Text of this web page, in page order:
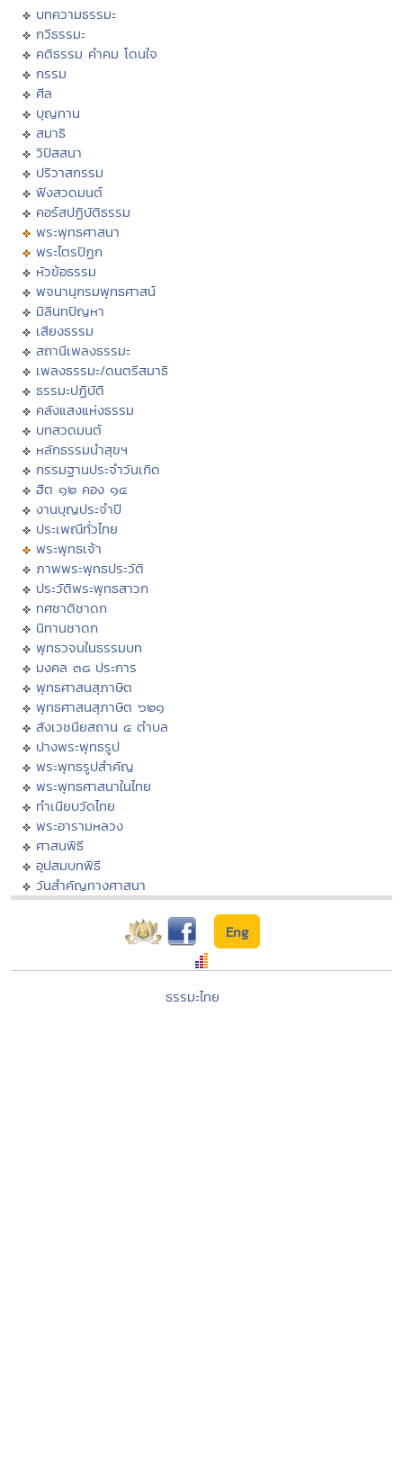
บทความธรรมะ
กวีธรรมะ
คติธรรม คำคม โดนใจ
กรรม
ศีล
บุญทาน
สมาธิ
วิปัสสนา
ปริวาสกรรม
ฟังสวดมนต์
คอร์สปฏิบัติธรรม
พระพุทธศาสนา
พระไตรปิฏก
หัวข้อธรรม
พจนานุกรมพุทธศาสน์
มิลินทปัญหา
เสียงธรรม
สถานีเพลงธรรมะ
เพลงธรรมะ/ดนตรีสมาธิ
ธรรมะปฏิบัติ
คลังแสงแห่งธรรม
บทสวดมนต์
หลักธรรมนำสุขฯ
กรรมฐานประจำวันเกิด
ฮีต ๑๒ คอง ๑๔
งานบุญประจำปี
ประเพณีทั่วไทย
พระพุทธเจ้า
ภาพพระพุทธประวัติ
ประวัติพระพุทธสาวก
ทศชาติชาดก
นิทานชาดก
พุทธวจนในธรรมบท
มงคล ๓๘ ประการ
พุทธศาสนสุภาษิต
พุทธศาสนสุภาษิต ๖๒๑
สังเวชนียสถาน ๔ ตำบล
ปางพระพุทธรูป
พระพุทธรูปสำคัญ
พระพุทธศาสนาในไทย
ทำเนียบวัดไทย
พระอารามหลวง
ศาสนพิธี
อุปสมบทพิธี
วันสำคัญทางศาสนา
Eng
ธรรมะไทย